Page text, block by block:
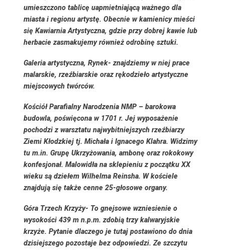
umieszczono tablicę uapmietniającą ważnego dla
miasta i regionu artystę. Obecnie w kamienicy mieści
się Kawiarnia Artystyczna, gdzie przy dobrej kawie lub
herbacie zasmakujemy również odrobinę sztuki.
Galeria artystyczna, Rynek- znajdziemy w niej prace
malarskie, rzeźbiarskie oraz rękodzieło artystyczne
miejscowych twórców.
Kościół Parafialny Narodzenia NMP– barokowa
budowla, poświęcona w 1701 r. Jej wyposażenie
pochodzi z warsztatu najwybitniejszych rzeźbiarzy
Ziemi Kłodzkiej tj. Michała i Ignacego Klahra. Widzimy
tu m.in. Grupę Ukrzyżowania, ambonę oraz rokokowy
konfesjonał. Malowidła na sklepieniu z początku XX
wieku są dziełem Wilhelma Reinsha. W kościele
znajdują się także cenne 25-głosowe organy.
Góra Trzech Krzyży- To gnejsowe wzniesienie o
wysokości 439 m n.p.m. zdobią trzy kalwaryjskie
krzyże. Pytanie dlaczego je tutaj postawiono do dnia
dzisiejszego pozostaje bez odpowiedzi. Ze szczytu